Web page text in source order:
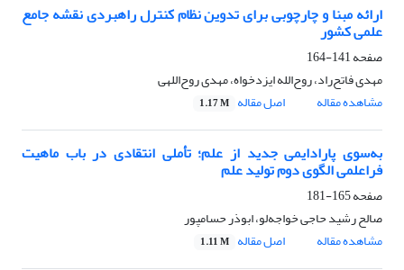
ارائه مبنا و چارچوبی برای تدوین نظام کنترل راهبردی نقشه جامع
علمی کشور
صفحه141-164
مهدی فاتح‌راد، روح‌الله ایزدخواه، مهدی روح‌اللهی
مشاهده مقاله
اصل مقاله 1.17 M
به‌سوی پارادایمی جدید از علم؛ تأملی انتقادی در باب ماهیت
فراعلمی الگوی دوم تولید علم
صفحه165-181
صالح رشید حاجی خواجه‌لو، ابوذر حسامپور
مشاهده مقاله
اصل مقاله 1.11 M